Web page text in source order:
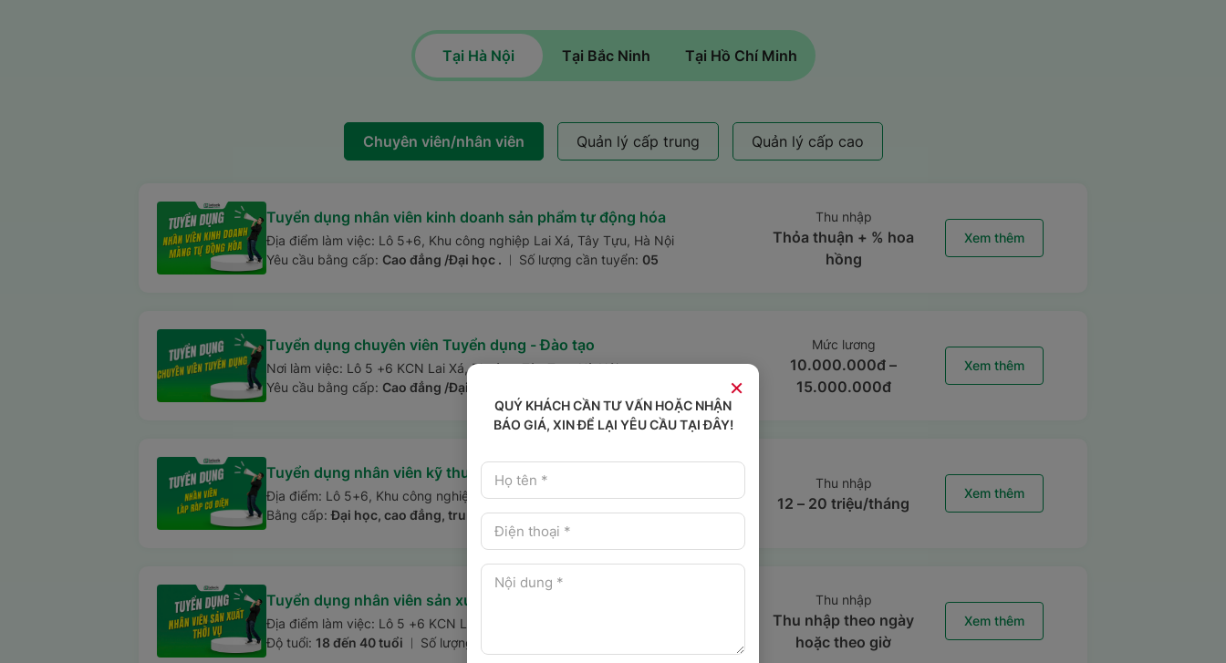
Tại Hà Nội Tại Bắc Ninh Tại Hồ Chí Minh
Chuyên viên/nhân viên Quản lý cấp trung Quản lý cấp cao
Tuyển dụng nhân viên kinh doanh sản phẩm tự động hóa
Địa điểm làm việc: Lô 5+6, Khu công nghiệp Lai Xá, Tây Tựu, Hà Nội
Yêu cầu bằng cấp: Cao đẳng /Đại học . Số lượng cần tuyển: 05
Thu nhập
Thỏa thuận + % hoa
hồng
Xem thêm
Tuyển dụng chuyên viên Tuyển dụng - Đào tạo
Nơi làm việc: Lô 5 +6 KCN Lai Xá, Phường Tây Tựu, Hà Nội
Yêu cầu bằng cấp: Cao đẳng /Đại học
Mức lương
10.000.000đ –
15.000.000đ
Xem thêm
Tuyển dụng nhân viên kỹ thuật lắp ráp cơ điện
Địa điểm: Lô 5+6, Khu công nghiệp Lai Xá, Phường Tây Tựu, Hà Nội
Bằng cấp:Đại học, cao đẳng, trung cấp. | Số lượng:03
Thu nhập
12 – 20 triệu/tháng
Xem thêm
Tuyển dụng nhân viên sản xuất thời vụ
Địa điểm làm việc: Lô 5 +6 KCN Lai Xá, Tây Tựu, Hà Nội
Độ tuổi: 18 đến 40 tuổi Số lượng:
Thu nhập
Thu nhập theo ngày
hoặc theo giờ
Xem thêm
×
QUÝ KHÁCH CẦN TƯ VẤN HOẶC NHẬN
BÁO GIÁ, XIN ĐỂ LẠI YÊU CẦU TẠI ĐÂY!